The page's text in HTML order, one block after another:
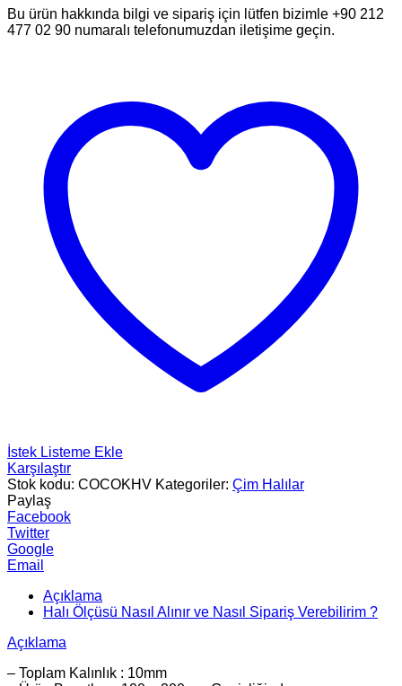
Bu ürün hakkında bilgi ve sipariş için lütfen bizimle +90 212
477 02 90 numaralı telefonumuzdan iletişime geçin.
İstek Listeme Ekle
Karşılaştır
Stok kodu: COCOKHV Kategoriler: Çim Halılar
Paylaş
Facebook
Twitter
Google
Email
Açıklama
Halı Ölçüsü Nasıl Alınır ve Nasıl Sipariş Verebilirim ?
Açıklama
– Toplam Kalınlık : 10mm